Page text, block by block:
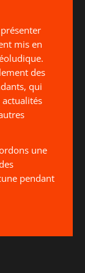
mis en
des
qui
une
pendant